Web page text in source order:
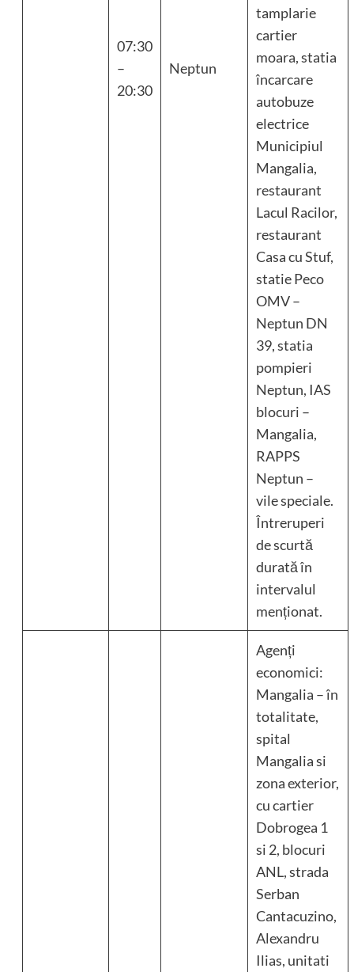
07:30
–
20:30
Neptun
tamplarie
cartier
moara, statia
încarcare
autobuze
electrice
Municipiul
Mangalia,
restaurant
Lacul Racilor,
restaurant
Casa cu Stuf,
statie Peco
OMV –
Neptun DN
39, statia
pompieri
Neptun, IAS
blocuri –
Mangalia,
RAPPS
Neptun –
vile speciale.
Întreruperi
de scurtă
durată în
intervalul
menționat.
Agenți
economici:
Mangalia – în
totalitate,
spital
Mangalia si
zona exterior,
cu cartier
Dobrogea 1
si 2, blocuri
ANL, strada
Serban
Cantacuzino,
Alexandru
Ilias, unitati